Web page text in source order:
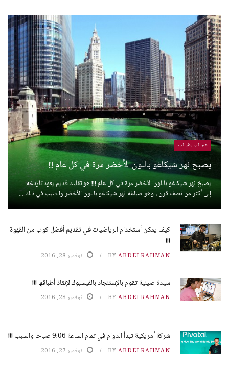
عجائب وغرائب
يصبح نهر شيكاغو باللون الأخضر مرة في كل عام !!!
يصبخ نهر شيكاغو باللون الأخضر مرة في كل عام !!! هو تقليد قديم يعود تاريخه
إلى أكثر من نصف قرن ، وهو صباغة نهر شيكاغو باللون الأخضر والسبب في ذلك ...
كيف يمكن أستخدام الرياضيات في تقديم أفضل كوب من القهوة
!!!
BY ABDELRAHMAN نوفمبر 28, 2016
سيدة صينية تقوم بالإستنجاد بالفيسبوك لإنقاذ أطباقها !!!
BY ABDELRAHMAN نوفمبر 28, 2016
شركة أمريكية تبدأ الدوام في تمام الساعة 9:06 صباحا والسبب !!!
BY ABDELRAHMAN نوفمبر 27, 2016